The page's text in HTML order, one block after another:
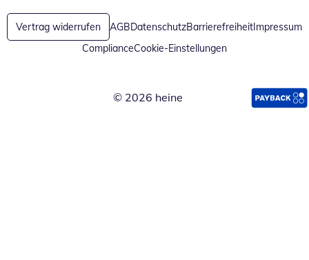
Vertrag widerrufen AGBDatenschutzBarrierefreiheitImpressum
ComplianceCookie-Einstellungen
© 2026 heine